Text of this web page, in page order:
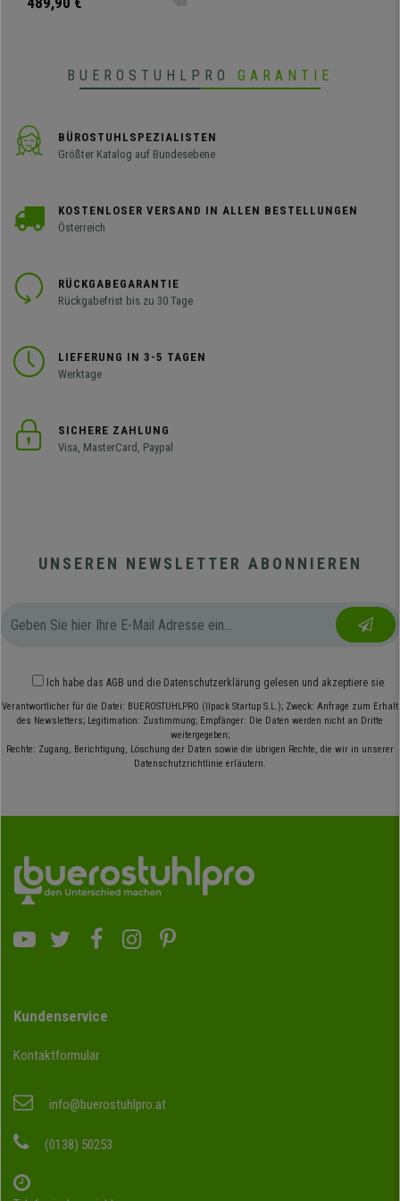
BUEROSTUHLPRO GARANTIE
BÜROSTUHLSPEZIALISTEN
Größter Katalog auf Bundesebene
KOSTENLOSER VERSAND IN ALLEN BESTELLUNGEN
Österreich
RÜCKGABEGARANTIE
Rückgabefrist bis zu 30 Tage
LIEFERUNG IN 3-5 TAGEN
Werktage
SICHERE ZAHLUNG
Visa, MasterCard, Paypal
UNSEREN NEWSLETTER ABONNIEREN
Ich habe das AGB und die Datenschutzerklärung gelesen und akzeptiere sie.
Verantwortlicher für die Datei: BUEROSTUHLPRO (Ilpack Startup S.L.); Zweck: Anfrage zum Erhalt
des Newsletters; Legitimation: Zustimmung; Empfänger: Die Daten werden nicht an Dritte
weitergegeben;
Rechte: Zugang, Berichtigung, Löschung der Daten sowie die übrigen Rechte, die wir in unserer
Datenschutzrichtlinie erläutern.
Kundenservice
Kontaktformular
info@buerostuhlpro.at
(0138) 50253